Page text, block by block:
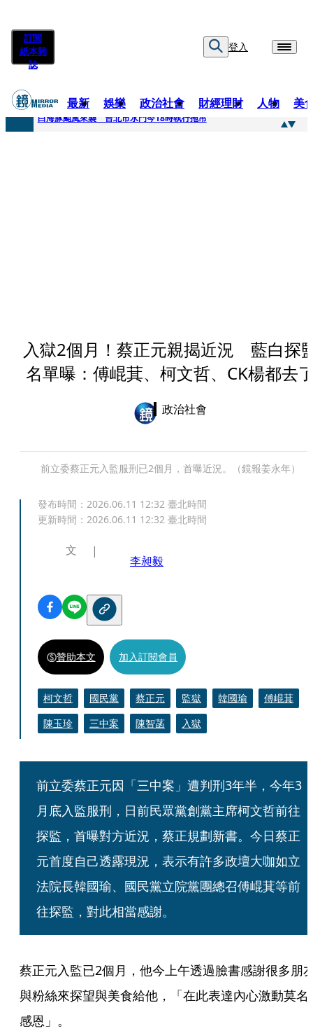
訂閱
紙本雜
誌
登入
最新 娛樂 政治社會 財經理財 人物 美
快訊
白海豚颱風來襲 台北市水門今18時執行拖吊
入獄2個月！蔡正元親揭近況 藍白探
名單曝：傅崐萁、柯文哲、CK楊都去
政治社會
前立委蔡正元入監服刑已2個月，首曝近況。（鏡報姜永年）
發布時間： 2026.06.11 12:32 臺北時間
更新時間： 2026.06.11 12:32 臺北時間
文
李昶毅
贊助本文 加入訂閱會員
柯文哲 國民黨 蔡正元 監獄 韓國瑜
傅崐萁
陳玉珍
三中案 陳智菡 入獄
前立委蔡正元因「三中案」遭判刑3年半，今年3
月底入監服刑，日前民眾黨創黨主席柯文哲前往
探監，首曝對方近況，蔡正規劃新書。今日蔡正
元首度自己透露現況，表示有許多政壇大咖如立
法院長韓國瑜、國民黨立院黨團總召傅崐萁等前
往探監，對此相當感謝。
蔡正元入監已2個月，他今上午透過臉書感謝很多朋
與粉絲來探望與美食給他，「在此表達內心激動莫名
感恩」。